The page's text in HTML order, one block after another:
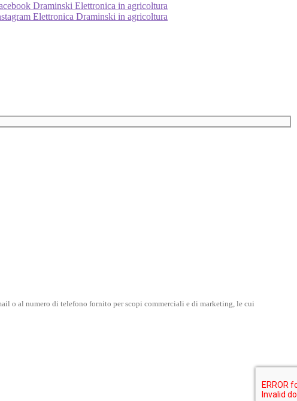
Draminski Elettronica in agricoltura
Elettronica Draminski in agricoltura
o al numero di telefono fornito per scopi commerciali e di marketing, le cui